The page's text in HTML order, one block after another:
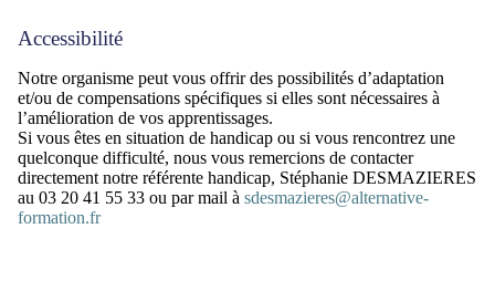
Accessibilité
Notre organisme peut vous offrir des possibilités d’adaptation
et/ou de compensations spécifiques si elles sont nécessaires à
l’amélioration de vos apprentissages.
Si vous êtes en situation de handicap ou si vous rencontrez une
quelconque difficulté, nous vous remercions de contacter
directement notre référente handicap, Stéphanie DESMAZIERES
au 03 20 41 55 33 ou par mail à sdesmazieres@alternative-
formation.fr